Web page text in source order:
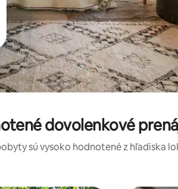
dovolenkové
sú vysoko hodnotené z hľadiska